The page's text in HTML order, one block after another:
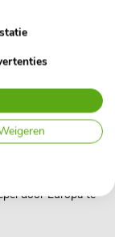
leaseauto?
te houden!
of
te
stap uit wat
door Europa te